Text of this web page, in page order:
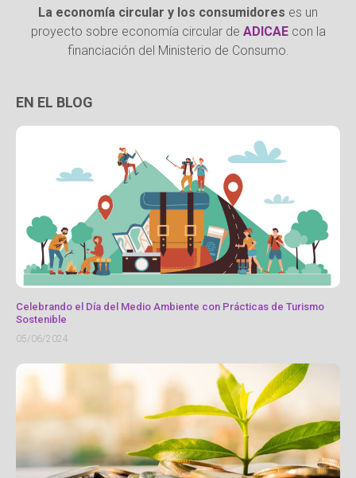
La economía circular y los consumidores es un
proyecto sobre economía circular de ADICAEcon la
financiación del Ministerio de Consumo.
EN EL BLOG
Celebrando el Día del Medio Ambiente con Prácticas de Turismo
Sostenible
05/06/2024